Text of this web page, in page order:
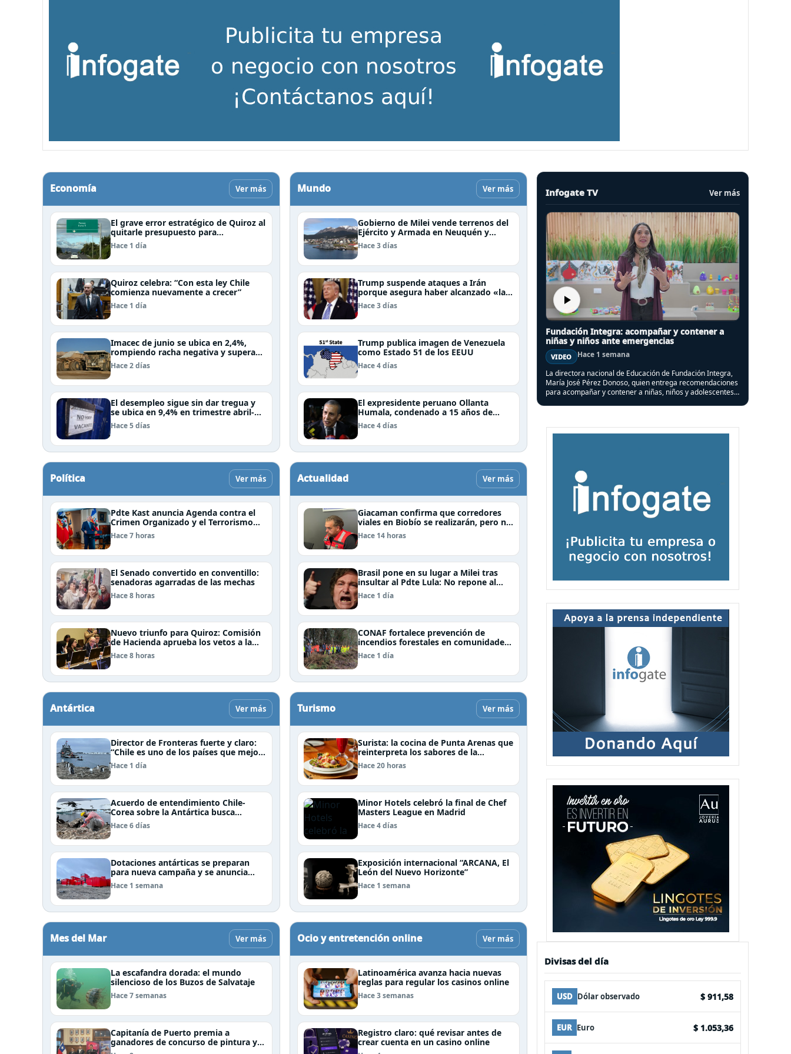
Economía Ver más
El grave error estratégico de Quiroz al
quitarle presupuesto para
infraestructura vial del Biobío
Hace 1 día
Quiroz celebra: “Con esta ley Chile
comienza nuevamente a crecer”
Hace 1 día
Imacec de junio se ubica en 2,4%,
rompiendo racha negativa y supera
las expectativas
Hace 2 días
El desempleo sigue sin dar tregua y
se ubica en 9,4% en trimestre abril-
junio
Hace 5 días
Mundo Ver más
Gobierno de Milei vende terrenos del
Ejército y Armada en Neuquén y
Ushuaia
Hace 3 días
Trump suspende ataques a Irán
porque asegura haber alcanzado «las
bases de un acuerdo»
Hace 3 días
Trump publica imagen de Venezuela
como Estado 51 de los EEUU
Hace 4 días
El expresidente peruano Ollanta
Humala, condenado a 15 años de
cárcel, sale libre al anularse su caso
Hace 4 días
Política Ver más
Pdte Kast anuncia Agenda contra el
Crimen Organizado y el Terrorismo
(ACOT)
Hace 7 horas
El Senado convertido en conventillo:
senadoras agarradas de las mechas
Hace 8 horas
Nuevo triunfo para Quiroz: Comisión
de Hacienda aprueba los vetos a la
Megarreforma
Hace 8 horas
Actualidad Ver más
Giacaman confirma que corredores
viales en Biobío se realizarán, pero no
por la vía de la concesión
Hace 14 horas
Brasil pone en su lugar a Milei tras
insultar al Pdte Lula: No repone al
embajador en BBSS y rebaja la
relación bilateral
Hace 1 día
CONAF fortalece prevención de
incendios forestales en comunidades
de Temuco y Galvarino
Hace 1 día
Antártica Ver más
Director de Fronteras fuerte y claro:
“Chile es uno de los países que mejor
derechos tiene para sustentar una
reclamación de territorio antártico”
Hace 1 día
Acuerdo de entendimiento Chile-
Corea sobre la Antártica busca
impulsar la investigación científica
Hace 6 días
Dotaciones antárticas se preparan
para nueva campaña y se anuncia
visita de Pdte Kast y su gabinete al
continente blanco
Hace 1 semana
Turismo Ver más
Surista: la cocina de Punta Arenas que
reinterpreta los sabores de la
Patagonia
Hace 20 horas
Minor Hotels celebró la final de Chef
Masters League en Madrid
Hace 4 días
Exposición internacional “ARCANA, El
León del Nuevo Horizonte”
Hace 1 semana
Mes del Mar Ver más
La escafandra dorada: el mundo
silencioso de los Buzos de Salvataje
Hace 7 semanas
Capitanía de Puerto premia a
ganadores de concurso de pintura y
cierra el Mes del Mar en Puerto
Ocio y entretención online Ver más
Latinoamérica avanza hacia nuevas
reglas para regular los casinos online
Hace 3 semanas
Registro claro: qué revisar antes de
crear cuenta en un casino online
Infogate TV Ver más
Fundación Integra: acompañar y contener a
niñas y niños ante emergencias
VIDEO
Hace 1 semana
La directora nacional de Educación de Fundación Integra,
María José Pérez Donoso, quien entrega recomendaciones
para acompañar y contener a niñas, niños y adolescentes,
Divisas del día
USD Dólar observado $ 911,58
EUR Euro $ 1.053,36